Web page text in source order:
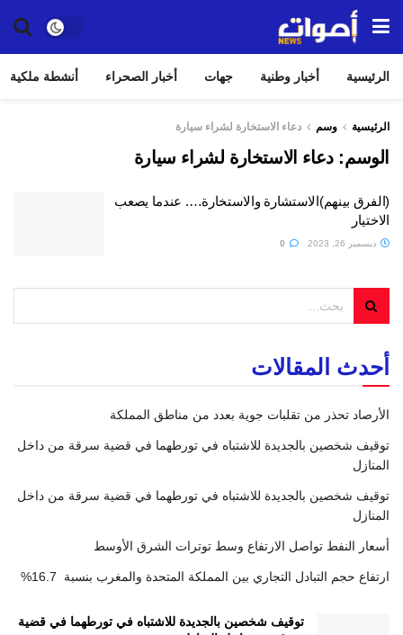
الرئيسية أخبار وطنية جهات أخبار الصحراء أنشطة ملكية
الرئيسية وسم دعاء الاستخارة لشراء سيارة
الوسم:دعاء الاستخارة لشراء سيارة
(الفرق بينهم)الاستشارة والاستخارة…. عندما يصعب
الاختيار
ديسمبر 26, 2023
أحدث المقالات
الأرصاد تحذر من تقلبات جوية بعدد من مناطق المملكة
توقيف شخصين بالجديدة للاشتباه في تورطهما في قضية سرقة من داخل
المنازل
توقيف شخصين بالجديدة للاشتباه في تورطهما في قضية سرقة من داخل
المنازل
أسعار النفط تواصل الارتفاع وسط توترات الشرق الأوسط
ارتفاع حجم التبادل التجاري بين المملكة المتحدة والمغرب بنسبة 16.7%
توقيف شخصين بالجديدة للاشتباه في تورطهما في قضية